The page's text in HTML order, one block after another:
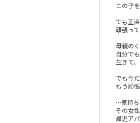
この子
でも正
頑張っ
母親の
自分で
生きて
でも今
もう頑
…気持
その女
最近ア